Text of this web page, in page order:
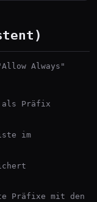
Always"
als Präfix
im
Präfixe mit den